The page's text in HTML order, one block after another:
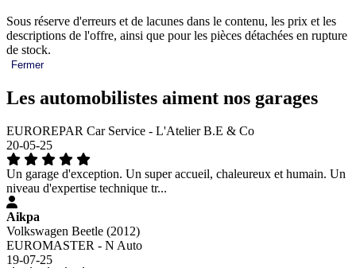
Sous réserve d'erreurs et de lacunes dans le contenu, les prix et les
descriptions de l'offre, ainsi que pour les pièces détachées en rupture
de stock.
Fermer
Les automobilistes aiment nos garages
EUROREPAR Car Service - L'Atelier B.E & Co
20-05-25
Un garage d'exception. Un super accueil, chaleureux et humain. Un
niveau d'expertise technique tr...
Aikpa
Volkswagen Beetle (2012)
EUROMASTER - N Auto
19-07-25